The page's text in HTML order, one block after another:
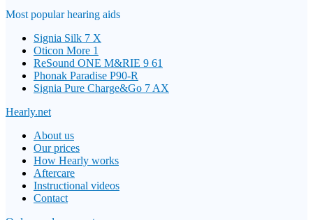
Most popular hearing aids
Signia Silk 7 X
Oticon More 1
ReSound ONE M&RIE 9 61
Phonak Paradise P90-R
Signia Pure Charge&Go 7 AX
Hearly.net
About us
Our prices
How Hearly works
Aftercare
Instructional videos
Contact